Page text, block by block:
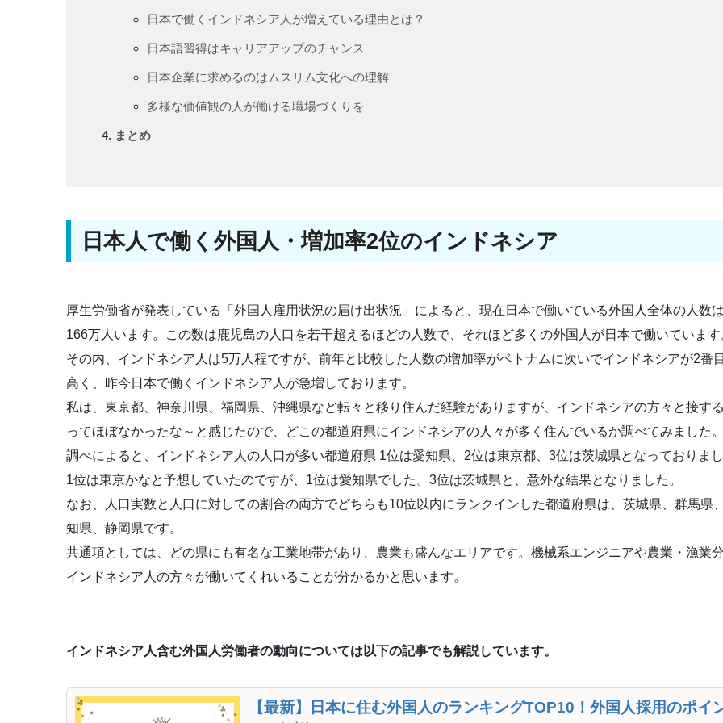
日本で働くインドネシア人が増えている理由とは？
日本語習得はキャリアアップのチャンス
日本企業に求めるのはムスリム文化への理解
多様な価値観の人が働ける職場づくりを
まとめ
日本人で働く外国人・増加率2位のインドネシア
厚生労働省が発表している「外国人雇用状況の届け出状況」によると、現在日本で働いている外国人全体の人数
166万人います。この数は鹿児島の人口を若干超えるほどの人数で、それほど多くの外国人が日本で働いています
その内、インドネシア人は5万人程ですが、前年と比較した人数の増加率がベトナムに次いでインドネシアが2番
高く、昨今日本で働くインドネシア人が急増しております。
私は、東京都、神奈川県、福岡県、沖縄県など転々と移り住んだ経験がありますが、インドネシアの方々と接す
ってほぼなかったな～と感じたので、どこの都道府県にインドネシアの人々が多く住んでいるか調べてみました。
調べによると、インドネシア人の人口が多い都道府県 1位は愛知県、2位は東京都、3位は茨城県となっておりまし
1位は東京かなと予想していたのですが、1位は愛知県でした。3位は茨城県と、意外な結果となりました。
なお、人口実数と人口に対しての割合の両方でどちらも10位以内にランクインした都道府県は、茨城県、群馬県
知県、静岡県です。
共通項としては、どの県にも有名な工業地帯があり、農業も盛んなエリアです。機械系エンジニアや農業・漁業
インドネシア人の方々が働いてくれいることが分かるかと思います。
インドネシア人含む外国人労働者の動向については以下の記事でも解説しています。
【最新】日本に住む外国人のランキングTOP10！外国人採用のポイ